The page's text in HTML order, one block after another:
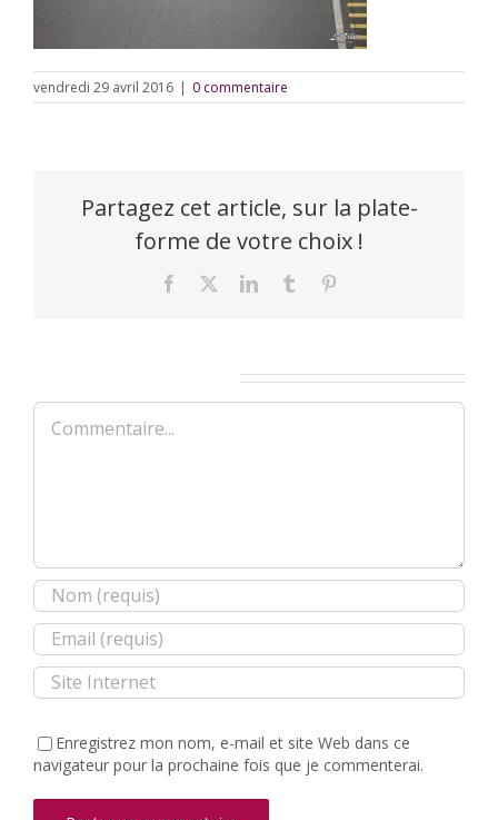
vendredi 29 avril 2016 | 0 commentaire
Partagez cet article, sur la plate-
forme de votre choix !
Facebook LinkedInTumblr
Commentaire
Enregistrez mon nom, e-mail et site Web dans ce
navigateur pour la prochaine fois que je commenterai.